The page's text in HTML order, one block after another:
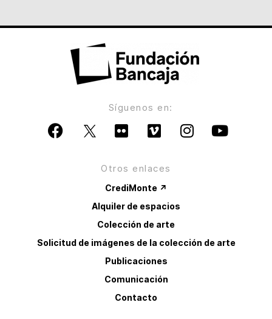
Síguenos en:
Otros enlaces
CrediMonte ↗
Alquiler de espacios
Colección de arte
Solicitud de imágenes de la colección de arte
Publicaciones
Comunicación
Contacto